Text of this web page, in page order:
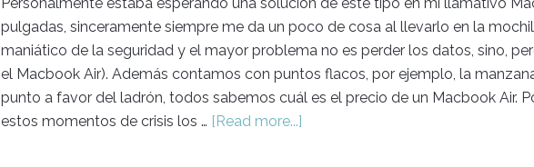
Personalmente estaba esperando una solución de este tipo en mi llamativo
pulgadas, sinceramente siempre me da un poco de cosa al llevarlo en la
maniático de la seguridad y el mayor problema no es perder los datos, sino,
el Macbook Air). Además contamos con puntos flacos, por ejemplo, la
punto a favor del ladrón, todos sabemos cuál es el precio de un Macbook Air.
estos momentos de crisis los … [Read more...]